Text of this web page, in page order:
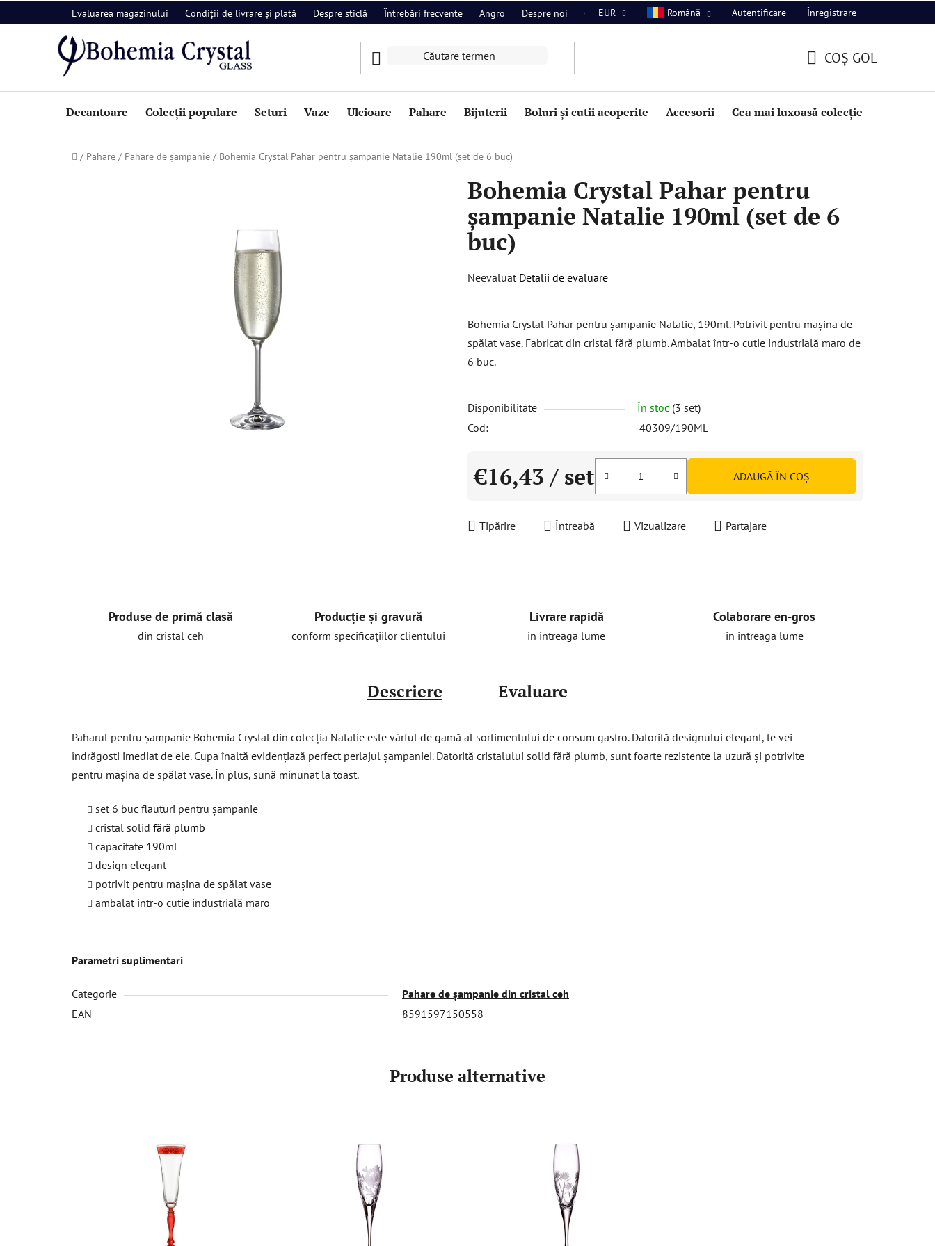
la
Evaluarea magazinului Condiții de livrare și plată Despre sticlă Întrebări frecvente Angro Despre noi Contact
EUR Română Autentificare Înregistrare
DE
COŞ GOL
Decantoare Colecții populare Seturi Vaze Ulcioare Pahare Bijuterii Boluri și cutii acoperite Accesorii Cea mai luxoasă colecție
Acasă
/ Pahare / Pahare de șampanie / Bohemia Crystal Pahar pentru șampanie Natalie 190ml (set de 6 buc)
Bohemia Crystal Pahar pentru
șampanie Natalie 190ml (set de 6
buc)
Evaluarea
produsului
este
0,0
5
stele.
Neevaluat Detalii de evaluare
Bohemia Crystal Pahar pentru șampanie Natalie, 190ml. Potrivit pentru mașina de
spălat vase. Fabricat din cristal fără plumb. Ambalat într-o cutie industrială maro de
6 buc.
Disponibilitate În stoc (3 set)
Cod:
40309/190ML
€16,43 / set ADAUGĂ ÎN COŞ
Tipărire Întreabă Vizualizare Partajare
Produse de primă clasă
din cristal ceh
Producție și gravură
conform specificațiilor clientului
Livrare rapidă
în întreaga lume
Colaborare en-gros
în întreaga lume
Descriere Evaluare
Paharul pentru șampanie Bohemia Crystal din colecția Natalie este vârful de gamă al sortimentului de consum gastro. Datorită designului elegant, te vei
îndrăgosti imediat de ele. Cupa înaltă evidențiază perfect perlajul șampaniei. Datorită cristalului solid fără plumb, sunt foarte rezistente la uzură și potrivite
pentru mașina de spălat vase. În plus, sună minunat la toast.
set 6 buc flauturi pentru șampanie
cristal solid fără plumb
capacitate 190ml
design elegant
potrivit pentru mașina de spălat vase
ambalat într-o cutie industrială maro
Parametri suplimentari
Categorie
Pahare de șampanie din cristal ceh
EAN
8591597150558
Produse alternative